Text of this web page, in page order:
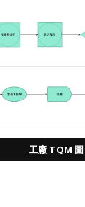
工廠 TQM 圖